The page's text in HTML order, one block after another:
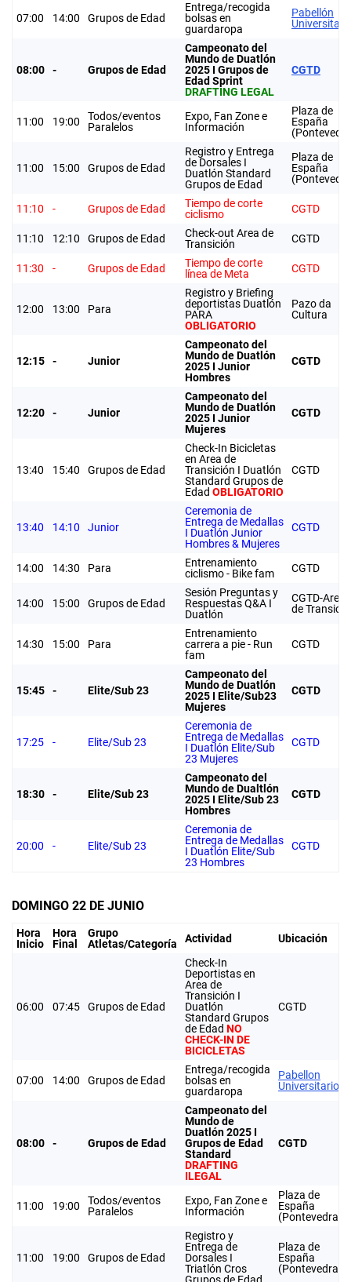
07:00 14:00 Grupos de Edad
Entrega/recogida
bolsas en
guardaropa
Pabellón
08:00 - Grupos de Edad
Campeonato del
Mundo de Duatlón
2025 I Grupos de
Edad Sprint
DRAFTING LEGAL
CGTD
11:00 19:00
Todos/eventos
Paralelos
Expo, Fan Zone e
Información
Plaza de
España
11:00 15:00 Grupos de Edad
Registro y Entrega
de Dorsales I
Duatlón Standard
Grupos de Edad
Plaza de
España
11:10 - Grupos de Edad
Tiempo de corte
ciclismo
CGTD
11:10 12:10 Grupos de Edad
Check-out Area de
Transición
CGTD
11:30 - Grupos de Edad
Tiempo de corte
línea de Meta
CGTD
12:00 13:00 Para
Registro y Briefing
deportistas Duatlón
PARA
OBLIGATORIO
Pazo da
Cultura
12:15 - Junior
Campeonato del
Mundo de Duatlón
2025 I Junior
Hombres
CGTD
12:20 - Junior
Campeonato del
Mundo de Duatlón
2025 I Junior
Mujeres
CGTD
13:40 15:40 Grupos de Edad
Check-In Bicicletas
en Area de
Transición I Duatlón
Standard Grupos de
Edad OBLIGATORIO
CGTD
13:40 14:10 Junior
Ceremonia de
Entrega de Medallas
I Duatlón Junior
Hombres & Mujeres
CGTD
14:00 14:30 Para
Entrenamiento
ciclismo - Bike fam
CGTD
14:00 15:00 Grupos de Edad
Sesión Preguntas y
Respuestas Q&A I
Duatlón
CGTD-Area
de
14:30 15:00 Para
Entrenamiento
carrera a pie - Run
fam
CGTD
15:45 - Elite/Sub 23
Campeonato del
Mundo de Duatlón
2025 I Elite/Sub23
Mujeres
CGTD
17:25 - Elite/Sub 23
Ceremonia de
Entrega de Medallas
I Duatlón Elite/Sub
23 Mujeres
CGTD
18:30 - Elite/Sub 23
Campeonato del
Mundo de Dualtlón
2025 I Elite/Sub 23
Hombres
CGTD
20:00 - Elite/Sub 23
Ceremonia de
Entrega de Medallas
I Duatlón Elite/Sub
23 Hombres
CGTD
DOMINGO 22 DE JUNIO
Hora
Inicio
Hora
Final
Grupo
Atletas/Categoría
Actividad Ubicación
06:00 07:45 Grupos de Edad
Check-In
Deportistas en
Area de
Transición I
Duatlón
Standard Grupos
de Edad NO
CHECK-IN DE
BICICLETAS
CGTD
07:00 14:00 Grupos de Edad
Entrega/recogida
bolsas en
guardaropa
Pabellon
Universitario
08:00 - Grupos de Edad
Campeonato del
Mundo de
Duatlón 2025 I
Grupos de Edad
Standard
DRAFTING
ILEGAL
CGTD
11:00 19:00
Todos/eventos
Paralelos
Expo, Fan Zone e
Información
Plaza de
España
(Pontevedra)
11:00 19:00 Grupos de Edad
Registro y
Entrega de
Dorsales I
Triatlón Cros
Plaza de
España
(Pontevedra)